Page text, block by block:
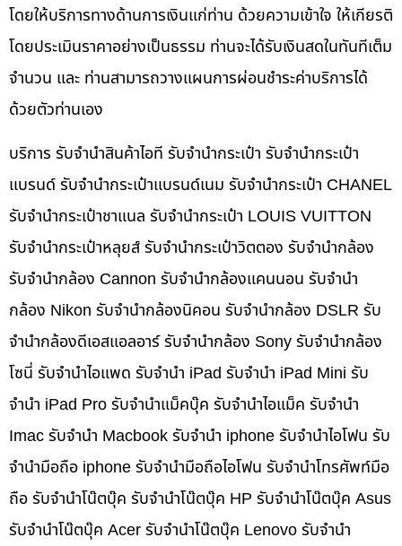
โดยให้บริการทางด้านการเงินแก่ท่าน ด้วยความเข้าใจ ให้เกียรติ
โดยประเมินราคาอย่างเป็นธรรม ท่านจะได้รับเงินสดในทันทีเต็ม
จำนวน และ ท่านสามารถวางแผนการผ่อนชำระค่าบริการได้
ด้วยตัวท่านเอง
บริการ รับจำนำสินค้าไอที รับจำนำกระเป๋า รับจำนำกระเป๋า
แบรนด์ รับจำนำกระเป๋าแบรนด์เนม รับจำนำกระเป๋า CHANEL
รับจำนำกระเป๋าชาแนล รับจำนำกระเป๋า LOUIS VUITTON
รับจำนำกระเป๋าหลุยส์ รับจำนำกระเป๋าวิตตอง รับจำนำกล้อง
รับจำนำกล้อง Cannon รับจำนำกล้องแคนนอน รับจำนำ
กล้อง Nikon รับจำนำกล้องนิคอน รับจำนำกล้อง DSLR รับ
จำนำกล้องดีเอสแอลอาร์ รับจำนำกล้อง Sony รับจำนำกล้อง
โซนี่ รับจำนำไอแพด รับจำนำ iPad รับจำนำ iPad Mini รับ
จำนำ iPad Pro รับจำนำแม็คบุ๊ค รับจำนำไอแม็ค รับจำนำ
Imac รับจำนำ Macbook รับจำนำ iphone รับจำนำไอโฟน รับ
จำนำมือถือ iphone รับจำนำมือถือไอโฟน รับจำนำโทรศัพท์มือ
ถือ รับจำนำโน๊ตบุ๊ค รับจำนำโน๊ตบุ๊ค HP รับจำนำโน๊ตบุ๊ค Asus
รับจำนำโน๊ตบุ๊ค Acer รับจำนำโน๊ตบุ๊ค Lenovo รับจำนำ